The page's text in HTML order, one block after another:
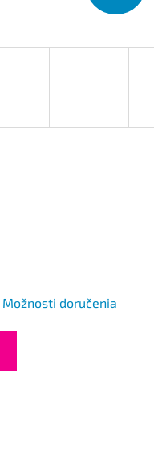
Možnosti doručenia